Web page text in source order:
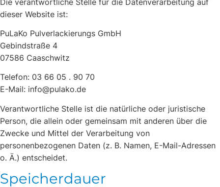
dieser Website ist:
PuLaKo Pulverlackierungs GmbH
Gebindstraße 4
07586 Caaschwitz
Telefon: 03 66 05 . 90 70
E-Mail: info@pulako.de
Verantwortliche Stelle ist die natürliche oder juristische
Person, die allein oder gemeinsam mit anderen über die
Zwecke und Mittel der Verarbeitung von
personenbezogenen Daten (z. B. Namen, E-Mail-Adressen
o. Ä.) entscheidet.
Speicherdauer